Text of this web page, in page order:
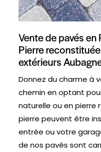
Vente de pavés
Pierre
extérieurs
Donnez du charme à
chemin en optant
naturelle ou en pierre
pierre peuvent être
entrée ou votre
de nos pavés sont